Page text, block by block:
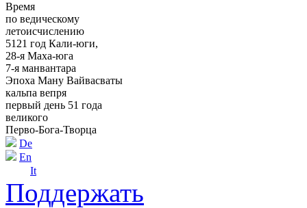
Время
по ведическому
летоисчислению
5121 год Кали-юги,
28-я Маха-юга
7-я манвантара
Эпоха Ману Вайвасваты
кальпа вепря
первый день 51 года
великого
Перво-Бога-Творца
De
En
It
Поддержать